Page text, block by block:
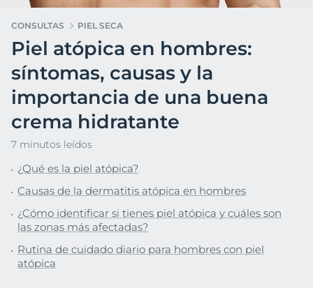
CONSULTAS PIEL SECA
Piel atópica en hombres:
síntomas, causas y la
importancia de una buena
crema hidratante
7 minutos leídos
¿Qué es la piel atópica?
Causas de la dermatitis atópica en hombres
¿Cómo identificar si tienes piel atópica y cuáles son
las zonas más afectadas?
Rutina de cuidado diario para hombres con piel
atópica